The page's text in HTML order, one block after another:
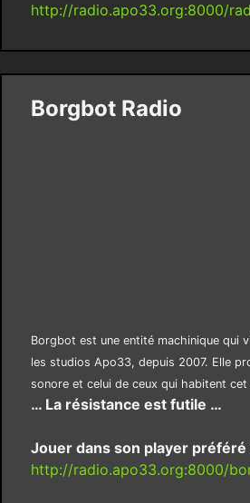
http://radio.apo33.org:8000/
Borgbot Radio
Borgbot est une entité machinique qui
les studios Apo33, depuis 2007. Elle
sonore et celui de ceux qui habitent cet
… La résistance est futile …
Jouer dans son player préféré
http://radio.apo33.org:8000/